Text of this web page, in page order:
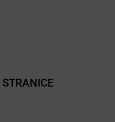
STRANICE